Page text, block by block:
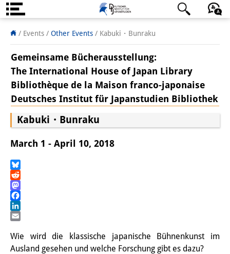
About us
Institute
Team
Directorate
Research Team
Publications &
Interns
日本語 English
/ Events / Other Events / Kabuki・Bunraku
Gemeinsame Bücherausstellung:
The International House of Japan Library
Bibliothèque de la Maison franco-japonaise
Deutsches Institut für Japanstudien Bibliothek
Kabuki・Bunraku
March 1 - April 10, 2018
Bluesky
Reddit
Mastodon
Facebook
LinkedIn
Wie wird die klassische japanische Bühnenkunst im
Ausland gesehen und welche Forschung gibt es dazu?